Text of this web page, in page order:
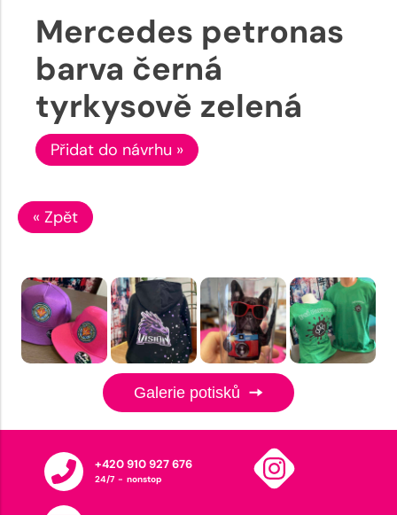
Mercedes petronas
barva černá
tyrkysově zelená
Přidat do návrhu »
« Zpět
Galerie potisků
+420 910 927 676
24/7 - nonstop